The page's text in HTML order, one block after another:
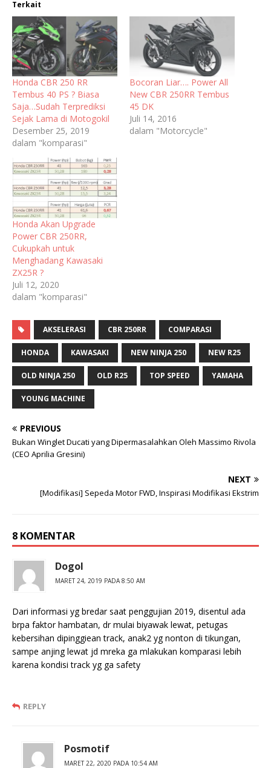
Terkait
Honda CBR 250 RR
Tembus 40 PS ? Biasa
Saja…Sudah Terprediksi
Sejak Lama di Motogokil
Desember 25, 2019
dalam "komparasi"
Bocoran Liar…. Power All
New CBR 250RR Tembus
45 DK
Juli 14, 2016
dalam "Motorcycle"
Honda Akan Upgrade
Power CBR 250RR,
Cukupkah untuk
Menghadang Kawasaki
ZX25R ?
Juli 12, 2020
dalam "komparasi"
AKSELERASI CBR 250RR COMPARASI
HONDA KAWASAKI NEW NINJA 250 NEW R25
OLD NINJA 250 OLD R25 TOP SPEED YAMAHA
YOUNG MACHINE
PREVIOUS
Bukan Winglet Ducati yang Dipermasalahkan Oleh Massimo Rivola
(CEO Aprilia Gresini)
NEXT
[Modifikasi] Sepeda Motor FWD, Inspirasi Modifikasi Ekstrim
8 KOMENTAR
Dogol
MARET 24, 2019 PADA 8:50 AM
Dari informasi yg bredar saat penggujian 2019, disentul ada
brpa faktor hambatan, dr mulai biyawak lewat, petugas
kebersihan dipinggiean track, anak2 yg nonton di tikungan,
sampe anjing lewat jd mreka ga mlakukan komparasi lebih
karena kondisi track yg ga safety
REPLY
Posmotif
MARET 22, 2020 PADA 10:54 AM